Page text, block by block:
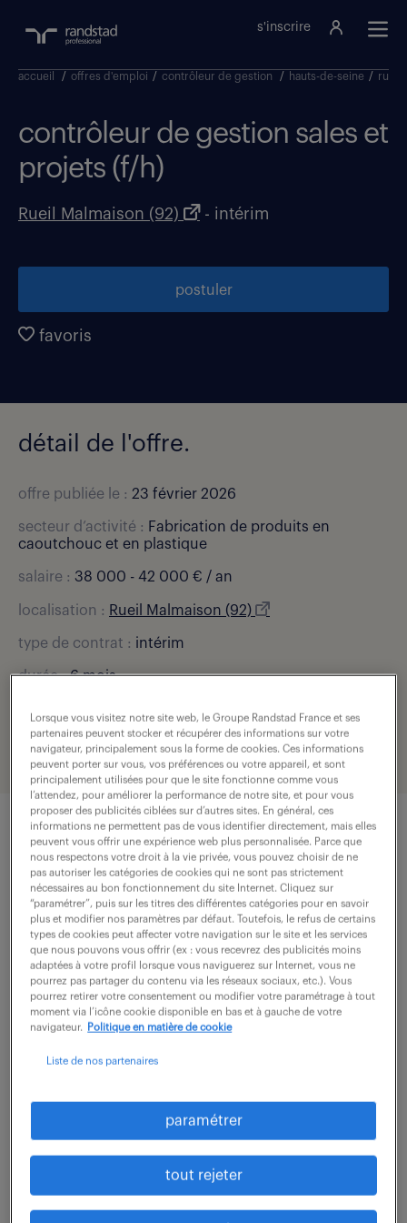
s'inscrire
accueil / offres d'emploi / contrôleur de gestion / hauts-de-seine / rueil
contrôleur de gestion sales et
projets (f/h)
Rueil Malmaison (92) - intérim
postuler
favoris
détail de l'offre.
offre publiée le : 23 février 2026
secteur d’activité : Fabrication de produits en
caoutchouc et en plastique
salaire : 38 000 - 42 000 € / an
localisation : Rueil Malmaison (92)
type de contrat : intérim
durée :6 mois
référence de l'offre :307-O30-0002971_01C
description du poste
Votre rôle consiste à contrôlez et analysez les
données sur le périmètre Sales et Projets, en
support au responsable du contrôle de gestion. A
ce titre, vous :
- assurez les reportings mensuels
- intervenez en support sur le suivi es coûts de
projets et développements
- participez à la gestion du budget
Lorsque vous visitez notre site web, le Groupe Randstad France et ses
partenaires peuvent stocker et récupérer des informations sur votre
navigateur, principalement sous la forme de cookies. Ces informations
peuvent porter sur vous, vos préférences ou votre appareil, et sont
principalement utilisées pour que le site fonctionne comme vous
l’attendez, pour améliorer la performance de notre site, et pour vous
proposer des publicités ciblées sur d’autres sites. En général, ces
informations ne permettent pas de vous identifier directement, mais elles
peuvent vous offrir une expérience web plus personnalisée. Parce que
nous respectons votre droit à la vie privée, vous pouvez choisir de ne
pas autoriser les catégories de cookies qui ne sont pas strictement
nécessaires au bon fonctionnement du site Internet. Cliquez sur
“paramétrer”, puis sur les titres des différentes catégories pour en savoir
plus et modifier nos paramètres par défaut. Toutefois, le refus de certains
types de cookies peut affecter votre navigation sur le site et les services
que nous pouvons vous offrir (ex : vous recevrez des publicités moins
adaptées à votre profil lorsque vous naviguerez sur Internet, vous ne
pourrez pas partager du contenu via les réseaux sociaux, etc.). Vous
pourrez retirer votre consentement ou modifier votre paramétrage à tout
moment via l’icône cookie disponible en bas et à gauche de votre
navigateur.
Politique en matière de cookie
Liste de nos partenaires
paramétrer
tout rejeter